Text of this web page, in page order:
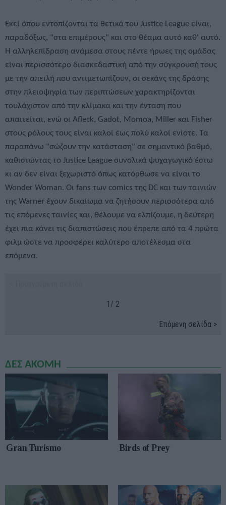
Εκεί όπου εντοπίζονται τα θετικά του Justice League είναι,
παραδόξως, "στα επιμέρους" και στο θέαμα αυτό καθ' αυτό.
Η αλληλεπίδραση ανάμεσα στους πέντε ήρωες της ομάδας
είναι περισσότερο διασκεδαστική από την σύγκρουσή τους
με την απειλή που αντιμετωπίζουν, οι σεκάνς της δράσης
στην πλειοψηφία των περιπτώσεων χαρακτηρίζονται
τουλάχιστον από την κλίμακα και την ένταση που
απαιτείται, ενώ οι Afleck, Gadot, Momoa, Miller και Fisher
στους ρόλους τους είναι καλοί έως πολύ καλοί ενίοτε. Τα
παραπάνω "σώζουν την κατάσταση" σε σημαντικό βαθμό,
καθιστώντας το Justice League συνολικά ψυχαγωγικό έστω
κι αν δεν είναι ξεχωριστό όπως κατόρθωσε να είναι το
Wonder Woman. Οι fans των comics της DC και των ταινιών
της Warner έχουν δικαίωμα να ζητήσουν περισσότερα από
τις επόμενες ταινίες και, θέλουμε να ελπίζουμε, η δεύτερη
έχει πια κάνει τις διαπιστώσεις που έπρεπε από τα 4 πρώτα
φιλμ ώστε να προσφέρει καλύτερο αποτέλεσμα στα
επόμενα.
1/ 2
Επόμενη σελίδα >
ΔΕΣ ΑΚΟΜΗ
Gran Turismo Birds of Prey